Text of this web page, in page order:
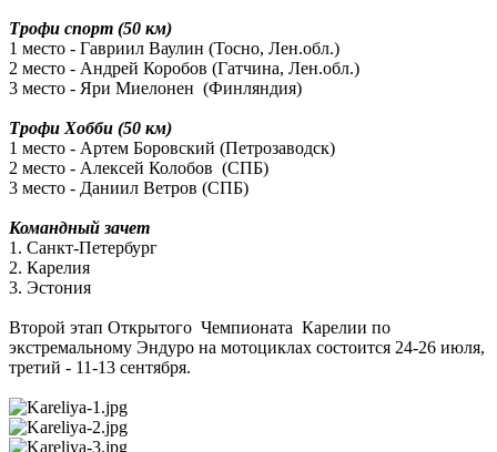
Трофи спорт (50 км)
1 место - Гавриил Ваулин (Тосно, Лен.обл.)
2 место - Андрей Коробов (Гатчина, Лен.обл.)
3 место - Яри Миелонен (Финляндия)
Трофи Хобби (50 км)
1 место - Артем Боровский (Петрозаводск)
2 место - Алексей Колобов (СПБ)
3 место - Даниил Ветров (СПБ)
Командный зачет
1. Санкт-Петербург
2. Карелия
3. Эстония
Второй этап Открытого Чемпионата Карелии по
экстремальному Эндуро на мотоциклах состоится 24-26 июля,
третий - 11-13 сентября.